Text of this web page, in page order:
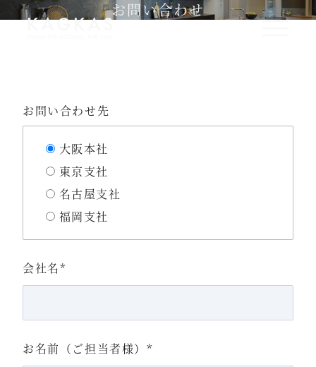
お問い合わせ
お問い合わせ先
大阪本社
東京支社
名古屋支社
福岡支社
会社名*
お名前（ご担当者様） *